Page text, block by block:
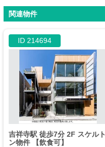
関連物件
ID 214694
吉祥寺駅 徒歩7分 2F スケルト
ン物件 【飲食可】